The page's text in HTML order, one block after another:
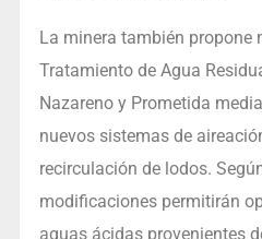
La minera también propone
Tratamiento de Agua
Nazareno y Prometida
nuevos sistemas de
recirculación de lodos.
modificaciones permitirán
aguas ácidas provenientes